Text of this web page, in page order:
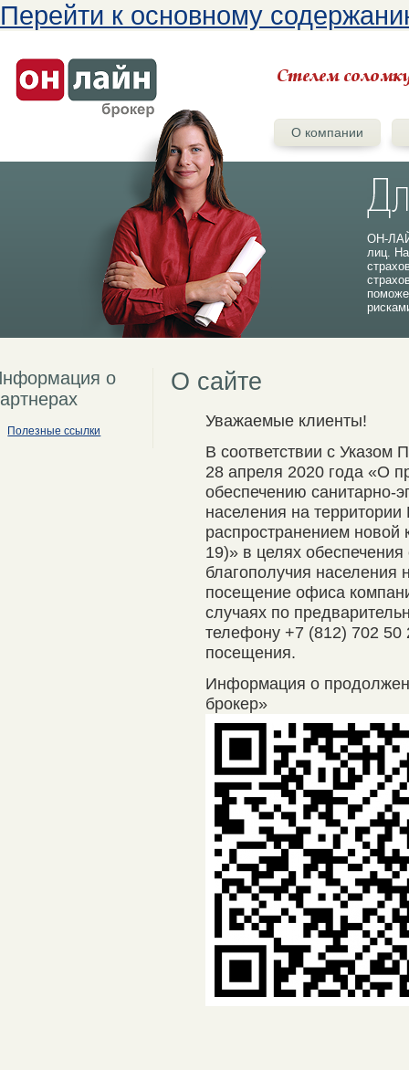
Перейти к основному
О компании
ОН-
лиц.
о
Полезные ссылки
О сайте
Уважаемые клиенты!
В соответствии с Указом
28 апреля 2020 года «О
обеспечению санитарно-
населения на
распространением новой
19)» в целях
благополучия населения
посещение офиса
случаях по
телефону +7 (812) 702 50
посещения.
Информация о
брокер»